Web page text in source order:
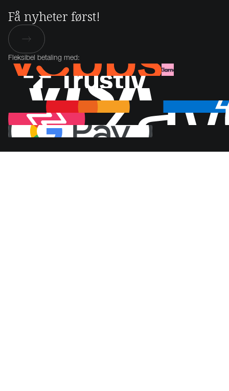
Få nyheter først!
Fleksibel betaling med: